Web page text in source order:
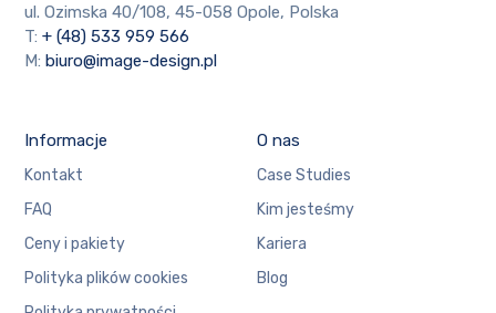
ul. Ozimska 40/108, 45-058 Opole, Polska
T:+ (48) 533 959 566
M:biuro@image-design.pl
Informacje
Kontakt
FAQ
Ceny i pakiety
Polityka plików cookies
O nas
Case Studies
Kim jesteśmy
Kariera
Blog